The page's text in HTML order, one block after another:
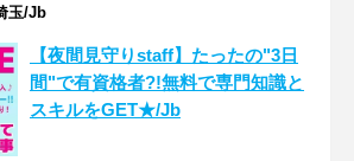
玉/Jb
【夜間見守りstaff】たったの"3日
間"で有資格者?!無料で専門知識と
スキルをGET★/Jb